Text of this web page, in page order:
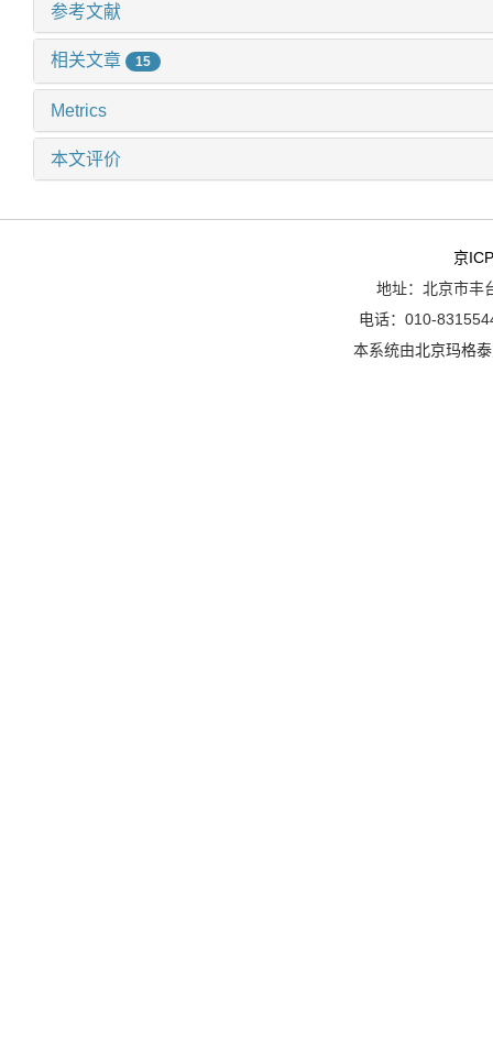
参考文献
相关文章 15
Metrics
本文评价
京
地址：北京市丰
电话：010-
本系统由北京玛格